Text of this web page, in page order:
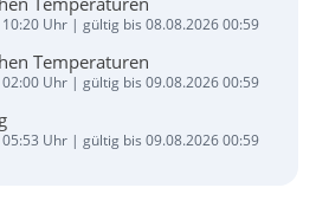
Uhr | gültig bis 08.08.2026 00:59
Temperaturen
Uhr | gültig bis 09.08.2026 00:59
Uhr | gültig bis 09.08.2026 00:59